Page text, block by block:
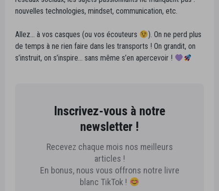
nouvelles technologies, mindset, communication, etc.
Allez… à vos casques (ou vos écouteurs
). On ne perd plus
de temps à ne rien faire dans les transports ! On grandit, on
s’instruit, on s’inspire… sans même s’en apercevoir !
Inscrivez-vous à notre
newsletter !
Recevez chaque mois nos meilleurs
articles !
En bonus, nous vous offrons notre livre
blanc TikTok !